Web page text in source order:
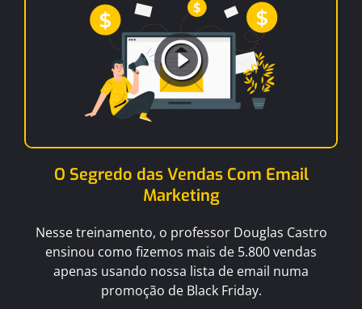
O Segredo das Vendas Com Email
Marketing
Nesse treinamento, o professor Douglas Castro
ensinou como fizemos mais de 5.800 vendas
apenas usando nossa lista de email numa
promoção de Black Friday.